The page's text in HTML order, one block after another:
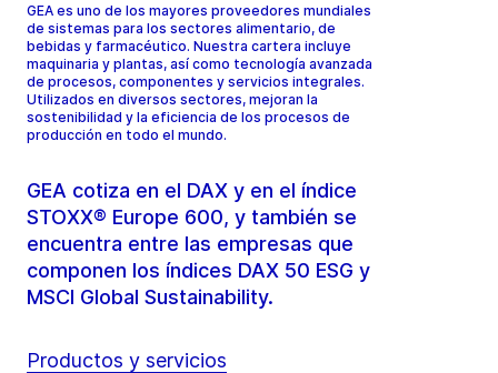
GEA es uno de los mayores proveedores mundiales
de sistemas para los sectores alimentario, de
bebidas y farmacéutico. Nuestra cartera incluye
maquinaria y plantas, así como tecnología avanzada
de procesos, componentes y servicios integrales.
Utilizados en diversos sectores, mejoran la
sostenibilidad y la eficiencia de los procesos de
producción en todo el mundo.
GEA cotiza en el DAX y en el índice
STOXX® Europe 600, y también se
encuentra entre las empresas que
componen los índices DAX 50 ESG y
MSCI Global Sustainability.
Productos y servicios